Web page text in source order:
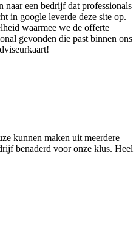
een bedrijf dat professionals
in google leverde deze site op.
waarmee we de offerte
gevonden die past binnen ons
kunnen maken uit meerdere
benaderd voor onze klus. Heel